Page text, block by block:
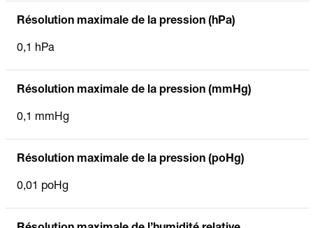
Résolution maximale de la pression (hPa)
0,1 hPa
Résolution maximale de la pression (mmHg)
0,1 mmHg
Résolution maximale de la pression (poHg)
0,01 poHg